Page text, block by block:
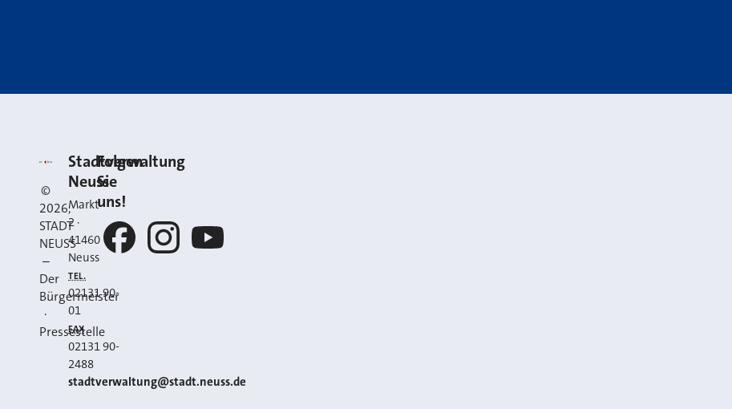
Stadt Neuss
©
2026,
STADT
NEUSS
–
Der
Bürgermeister
·
Pressestelle
Kontakt
Stadtverwaltung
Neuss
Markt
2 ·
41460
Neuss
TEL.
02131 90-
01
FAX
02131 90-
2488
E-MAIL
stadtverwaltung@stadt.neuss.de
Folgen
Sie
uns!